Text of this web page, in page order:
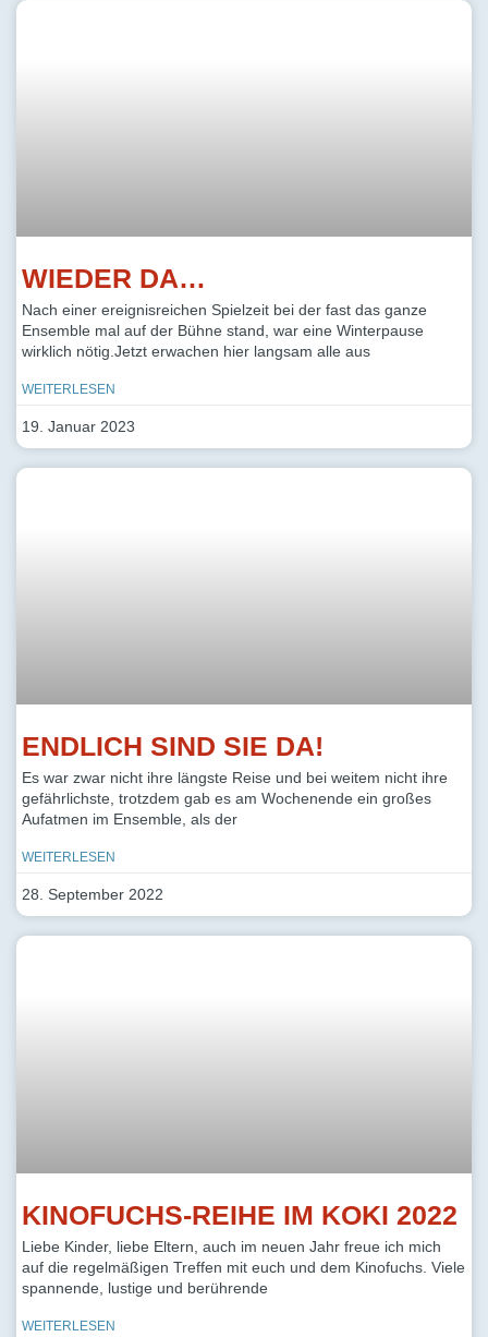
WIEDER DA…
Nach einer ereignisreichen Spielzeit bei der fast das ganze
Ensemble mal auf der Bühne stand, war eine Winterpause
wirklich nötig.Jetzt erwachen hier langsam alle aus
WEITERLESEN
19. Januar 2023
ENDLICH SIND SIE DA!
Es war zwar nicht ihre längste Reise und bei weitem nicht ihre
gefährlichste, trotzdem gab es am Wochenende ein großes
Aufatmen im Ensemble, als der
WEITERLESEN
28. September 2022
KINOFUCHS-REIHE IM KOKI 2022
Liebe Kinder, liebe Eltern, auch im neuen Jahr freue ich mich
auf die regelmäßigen Treffen mit euch und dem Kinofuchs. Viele
spannende, lustige und berührende
WEITERLESEN